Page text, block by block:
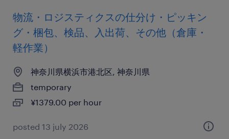
物流・ロジスティクスの仕分け・ピッキン
グ・梱包、検品、入出荷、その他（倉庫・
軽作業）
神奈川県横浜市港北区, 神奈川県
temporary
¥1379.00 per hour
posted 13 july 2026